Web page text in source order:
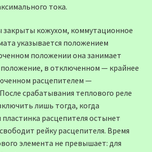
тока.
закрыты кожухом, коммутационное
указывается положением
положении она занимает
положение, в отключенном — крайнее
расцепителем —
срабатывания теплового реле
лишь тогда, когда
пластинка расцепителя остынет
рейку расцепителя. Время
элемента не превышает: для